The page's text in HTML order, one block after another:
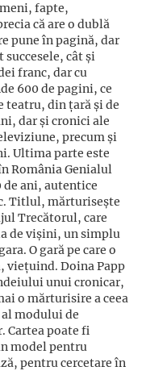
fapte,
că are o dublă
pune în pagină, dar
succesele, cât și
franc, dar cu
600 de pagini, ce
teatru, din țară și de
dar și cronici ale
precum și
Ultima parte este
România Genialul
de ani, autentice
Titlul, mărturisește
Trecătorul, care
de vișini, un simplu
O gară pe care o
viețuind. Doina Papp
unui cronicar,
o mărturisire a ceea
al modului de
Cartea poate fi
model pentru
pentru cercetare în